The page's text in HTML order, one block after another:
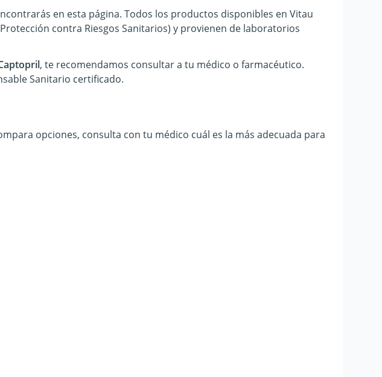
en esta página. Todos los productos disponibles en Vitau
contra Riesgos Sanitarios) y provienen de laboratorios
, te recomendamos consultar a tu médico o farmacéutico.
Sanitario certificado.
opciones, consulta con tu médico cuál es la más adecuada para